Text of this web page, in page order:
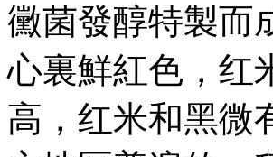
黴菌發醇特製而成
心裏鮮紅色 ，
高，红米和黑